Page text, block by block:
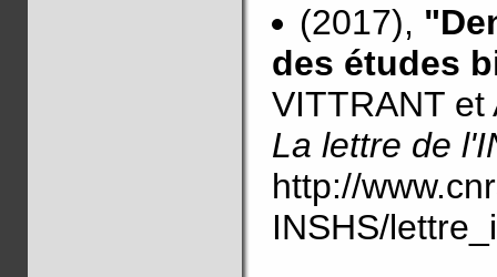
(2017),
des études
VITTRANT et
La lettre de
http://
INSHS/